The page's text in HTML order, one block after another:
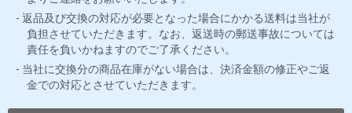
返品及び交換の対応が必要となった場合にかかる送料は当社が
負担させていただきます。なお、返送時の郵送事故については
責任を負いかねますのでご了承ください。
当社に交換分の商品在庫がない場合は、決済金額の修正やご返
金での対応とさせていただきます。